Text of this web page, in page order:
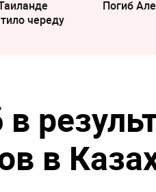
череду
Погиб
в